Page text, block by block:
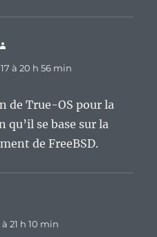
à 20 h 56 min
de True-OS pour la
qu’il se base sur la
de FreeBSD.
21 h 10 min